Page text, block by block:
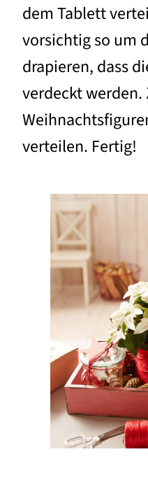
dem Tablett
vorsichtig so um
drapieren, dass
verdeckt werden.
verteilen. Fertig!